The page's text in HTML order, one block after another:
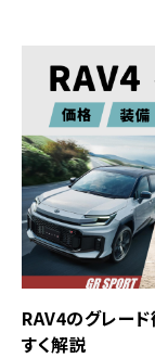
RAV4のグレード
すく解説